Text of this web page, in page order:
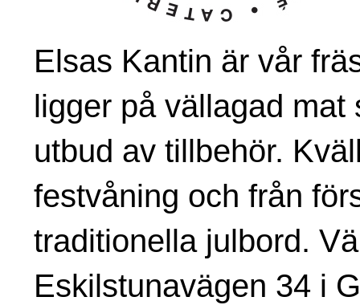
Elsas Kantin är vår
ligger på vällagad
utbud av tillbehör.
festvåning och från
traditionella julbord.
Eskilstunavägen 34 i